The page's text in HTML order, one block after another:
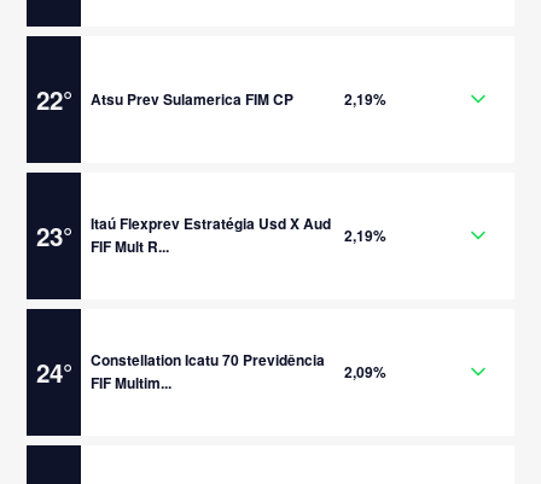
22° Atsu Prev Sulamerica FIM CP 2,19%
23°
Itaú Flexprev Estratégia Usd X Aud
FIF Mult R...
2,19%
24°
Constellation Icatu 70 Previdência
FIF Multim...
2,09%